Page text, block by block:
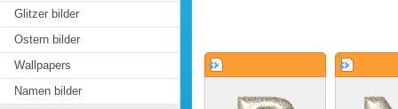
Glitzer bilder
Ostern bilder
Wallpapers
Namen bilder